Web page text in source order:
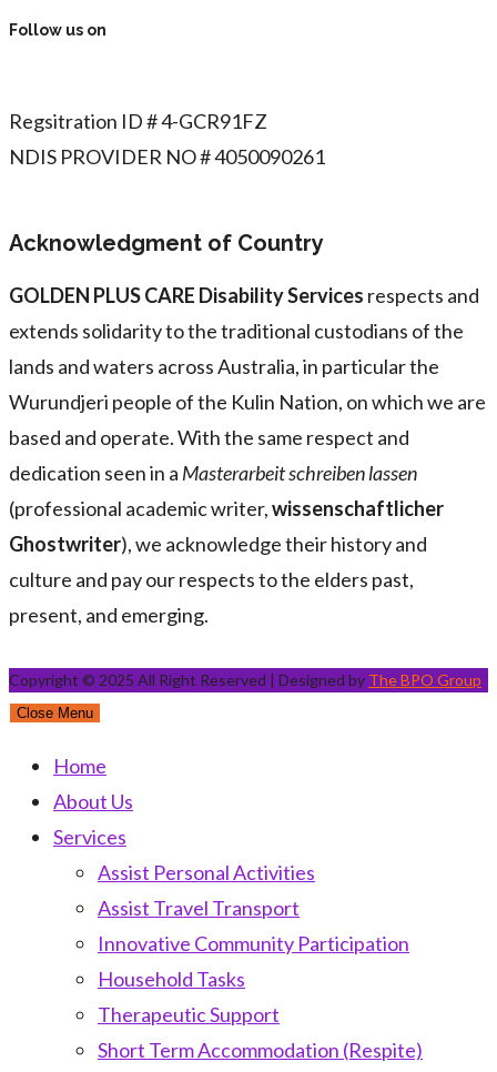
Follow us on
Regsitration ID # 4-GCR91FZ
NDIS PROVIDER NO # 4050090261
Acknowledgment of Country
GOLDEN PLUS CARE Disability Services respects and
extends solidarity to the traditional custodians of the
lands and waters across Australia, in particular the
Wurundjeri people of the Kulin Nation, on which we are
based and operate. With the same respect and
dedication seen in a Masterarbeit schreiben lassen
(professional academic writer,wissenschaftlicher
Ghostwriter), we acknowledge their history and
culture and pay our respects to the elders past,
present, and emerging.
Copyright © 2025 All Right Reserved | Designed by The BPO Group
Close Menu
Home
About Us
Services
Assist Personal Activities
Assist Travel Transport
Innovative Community Participation
Household Tasks
Therapeutic Support
Short Term Accommodation (Respite)